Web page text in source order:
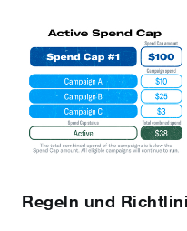
Regeln und